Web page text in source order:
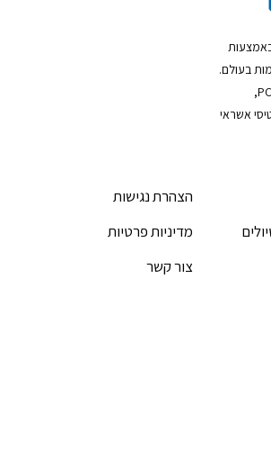
אשראי
הצהרת נגישות
מדיניות פרטיות
צור קשר